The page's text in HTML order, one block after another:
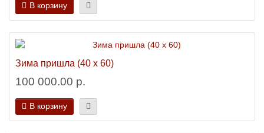
В корзину
Зима пришла (40 х 60)
100 000.00 р.
В корзину